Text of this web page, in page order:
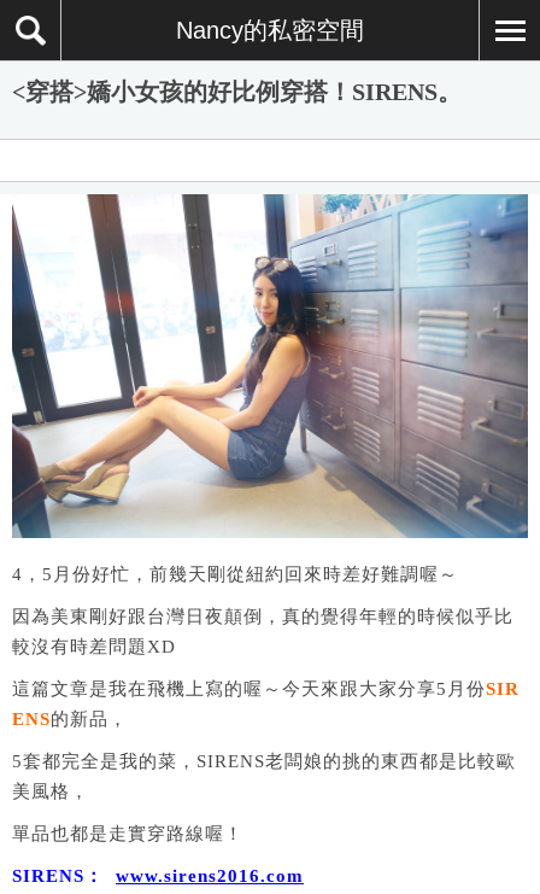
Nancy的私密空間
<穿搭>嬌小女孩的好比例穿搭！SIRENS。
4，5月份好忙，前幾天剛從紐約回來時差好難調喔～
因為美東剛好跟台灣日夜顛倒，真的覺得年輕的時候似乎比
較沒有時差問題XD
這篇文章是我在飛機上寫的喔～今天來跟大家分享5月份SIR
ENS的新品，
5套都完全是我的菜，SIRENS老闆娘的挑的東西都是比較歐
美風格，
單品也都是走實穿路線喔！
SIRENS： www.sirens2016.com